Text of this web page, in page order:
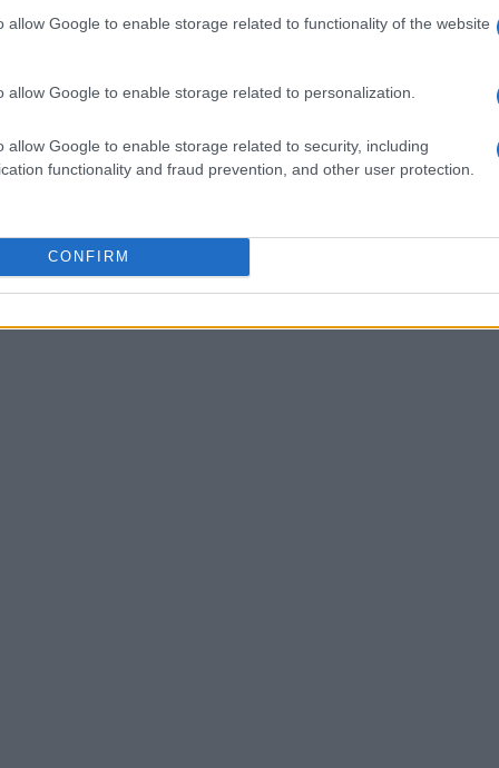
allow Google to enable storage related to functionality of the website
allow Google to enable storage related to personalization.
allow Google to enable storage related to security, including
functionality and fraud prevention, and other user protection.
CONFIRM
y fuerte enfoque en la
menor variedad de activos en comparación con
usar, ideal para principiantes. No obstante, sus
plataformas.